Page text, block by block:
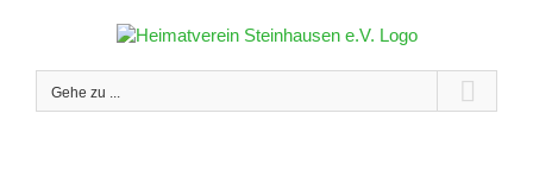
Gehe zu ...